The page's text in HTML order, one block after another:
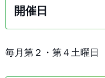
開催日
毎月第２・第４土曜日